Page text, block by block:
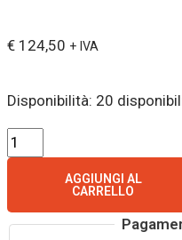
€ 124,50 + IVA
Disponibilità: 20
AGGIUNGI AL
CARRELLO